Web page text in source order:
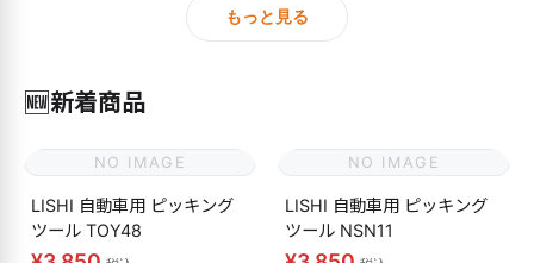
もっと見る
🆕新着商品
NO IMAGE
LISHI 自動車用 ピッキング
ツール TOY48
NO IMAGE
LISHI 自動車用 ピッキング
ツール NSN11